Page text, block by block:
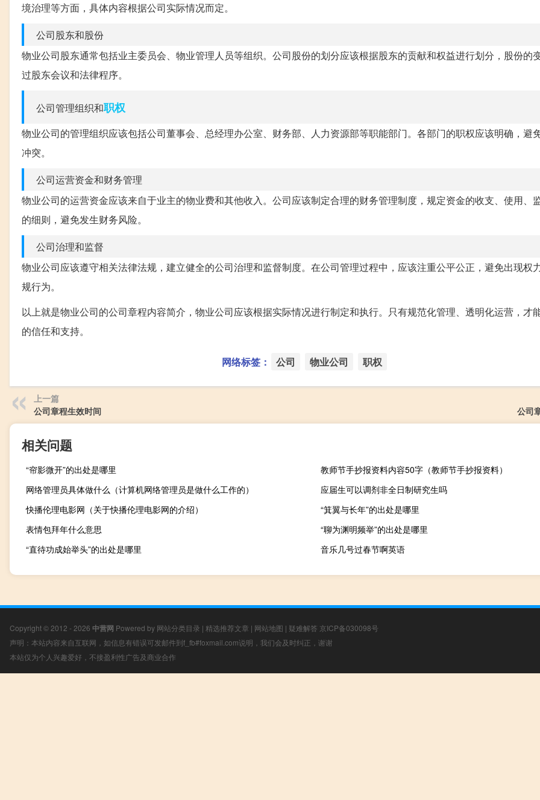
境治理等方面，具体内容根据公司实际情况而定。
公司股东和股份
物业公司股东通常包括业主委员会、物业管理人员等组织。公司股份的划分应该根据股东的贡献和权益进行划分，股份的
过股东会议和法律程序。
公司管理组织和职权
物业公司的管理组织应该包括公司董事会、总经理办公室、财务部、人力资源部等职能部门。各部门的职权应该明确，避
冲突。
公司运营资金和财务管理
物业公司的运营资金应该来自于业主的物业费和其他收入。公司应该制定合理的财务管理制度，规定资金的收支、使用、
的细则，避免发生财务风险。
公司治理和监督
物业公司应该遵守相关法律法规，建立健全的公司治理和监督制度。在公司管理过程中，应该注重公平公正，避免出现权
规行为。
以上就是物业公司的公司章程内容简介，物业公司应该根据实际情况进行制定和执行。只有规范化管理、透明化运营，才
的信任和支持。
网络标签： 公司 物业公司 职权
上一篇
公司章程生效时间
公司
相关问题
“帘影微开”的出处是哪里
教师节手抄报资料内容50字（教师节手抄报资料）
网络管理员具体做什么（计算机网络管理员是做什么工作的）
应届生可以调剂非全日制研究生吗
快播伦理电影网（关于快播伦理电影网的介绍）
“箕翼与长年”的出处是哪里
表情包拜年什么意思
“聊为渊明频举”的出处是哪里
“直待功成始举头”的出处是哪里
音乐几号过春节啊英语
Copyright © 2012 - 2026 中营网 Powered by 网站分类目录 | 精选推荐文章 | 网站地图 | 疑难解答 京ICP备030098号
声明：本站内容来自互联网，如信息有错误可发邮件到f_fb#foxmail.com说明，我们会及时纠正，谢谢
本站仅为个人兴趣爱好，不接盈利性广告及商业合作